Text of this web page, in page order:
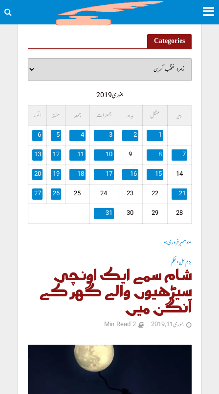
Categories
جنوری 2019
پیر
منگل بدھ جمعرات جمعہ ہفتہ اتوار
1
2
3
4
5
6
7
8
9
10
11
12
13
14
15
16
17
18
19
20
21
22
23
24
25
26
27
28
29
30
31
« دسمبرفروری »
بزمِ سخن•نظم
شام سمے ایک اونچی
سیڑھیوں والے گھر کے
آنگن میں
جنوری 11, 2019 2 Min Read